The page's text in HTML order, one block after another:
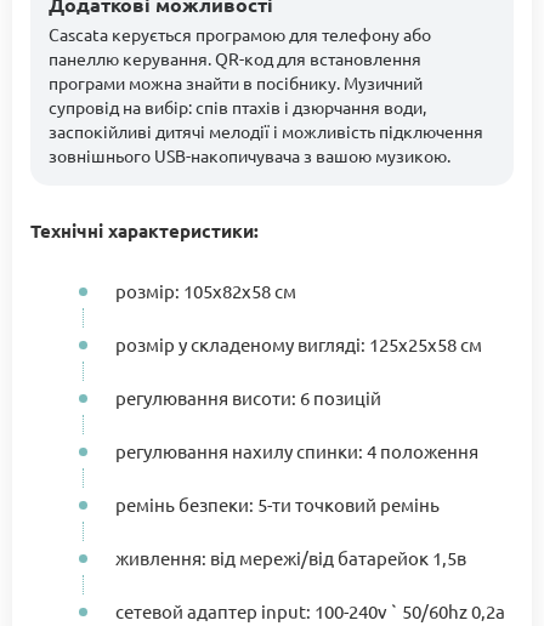
Cascata керується програмою для телефону або
панеллю керування. QR-код для встановлення
програми можна знайти в посібнику. Музичний
супровід на вибір: спів птахів і дзюрчання води,
заспокійливі дитячі мелодії і можливість підключення
зовнішнього USB-накопичувача з вашою музикою.
Технічні характеристики:
розмір: 105х82х58 см
розмір у складеному вигляді: 125x25x58 см
регулювання висоти: 6 позицій
регулювання нахилу спинки: 4 положення
ремінь безпеки: 5-ти точковий ремінь
живлення: від мережі/від батарейок 1,5в
сетевой адаптер input: 100-240v ` 50/60hz 0,2a